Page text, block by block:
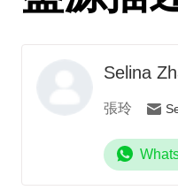
Selina
張玲